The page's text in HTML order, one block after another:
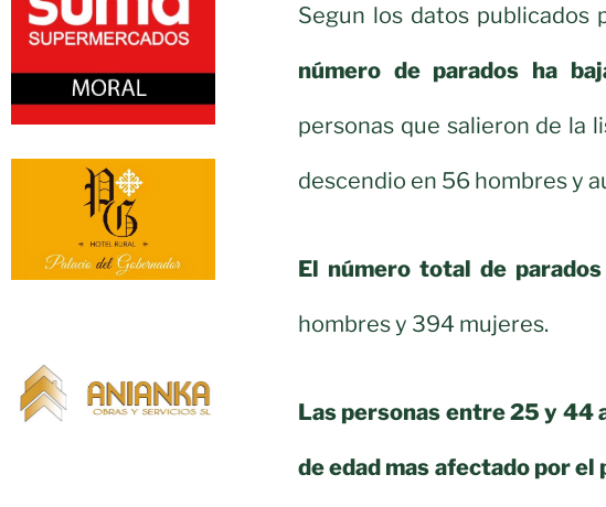
Segun los datos publicados
número de parados ha
personas que salieron de la
descendio en 56 hombres y
El número total de
hombres y 394 mujeres.
Las personas entre 25 y 44
de edad mas afectado por el